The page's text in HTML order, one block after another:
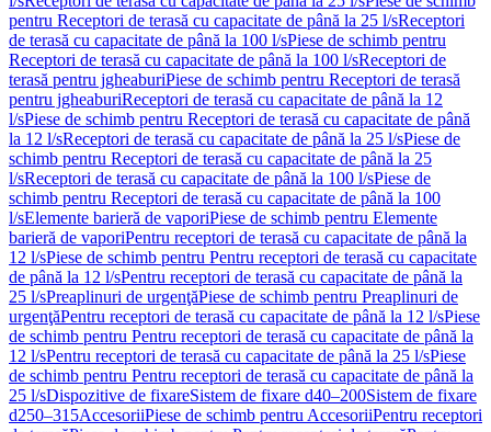
pentru Receptori de terasă cu capacitate de până la 25 l/sReceptori
de terasă cu capacitate de până la 100 l/sPiese de schimb pentru
Receptori de terasă cu capacitate de până la 100 l/sReceptori de
terasă pentru jgheaburiPiese de schimb pentru Receptori de terasă
pentru jgheaburiReceptori de terasă cu capacitate de până la 12
l/sPiese de schimb pentru Receptori de terasă cu capacitate de până
la 12 l/sReceptori de terasă cu capacitate de până la 25 l/sPiese de
schimb pentru Receptori de terasă cu capacitate de până la 25
l/sReceptori de terasă cu capacitate de până la 100 l/sPiese de
schimb pentru Receptori de terasă cu capacitate de până la 100
l/sElemente barieră de vaporiPiese de schimb pentru Elemente
barieră de vaporiPentru receptori de terasă cu capacitate de până la
12 l/sPiese de schimb pentru Pentru receptori de terasă cu capacitate
de până la 12 l/sPentru receptori de terasă cu capacitate de până la
25 l/sPreaplinuri de urgenţăPiese de schimb pentru Preaplinuri de
urgenţăPentru receptori de terasă cu capacitate de până la 12 l/sPiese
de schimb pentru Pentru receptori de terasă cu capacitate de până la
12 l/sPentru receptori de terasă cu capacitate de până la 25 l/sPiese
de schimb pentru Pentru receptori de terasă cu capacitate de până la
25 l/sDispozitive de fixareSistem de fixare d40–200Sistem de fixare
d250–315AccesoriiPiese de schimb pentru AccesoriiPentru receptori